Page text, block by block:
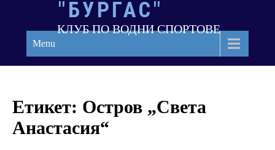
"БУРГАС"
КЛУБ ПО ВОДНИ СПОРТОВЕ
Menu
Етикет: Остров „Света
Анастасия“